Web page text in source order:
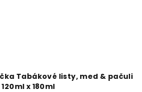
Tabákové listy, med & pačuli
120ml x 180ml